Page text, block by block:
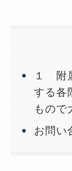
１ 附
する各
もので
お問い